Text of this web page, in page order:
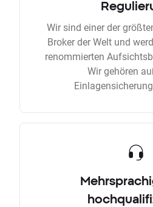
Wir sind einer der
Broker der Welt und
renommierten
Wir gehören